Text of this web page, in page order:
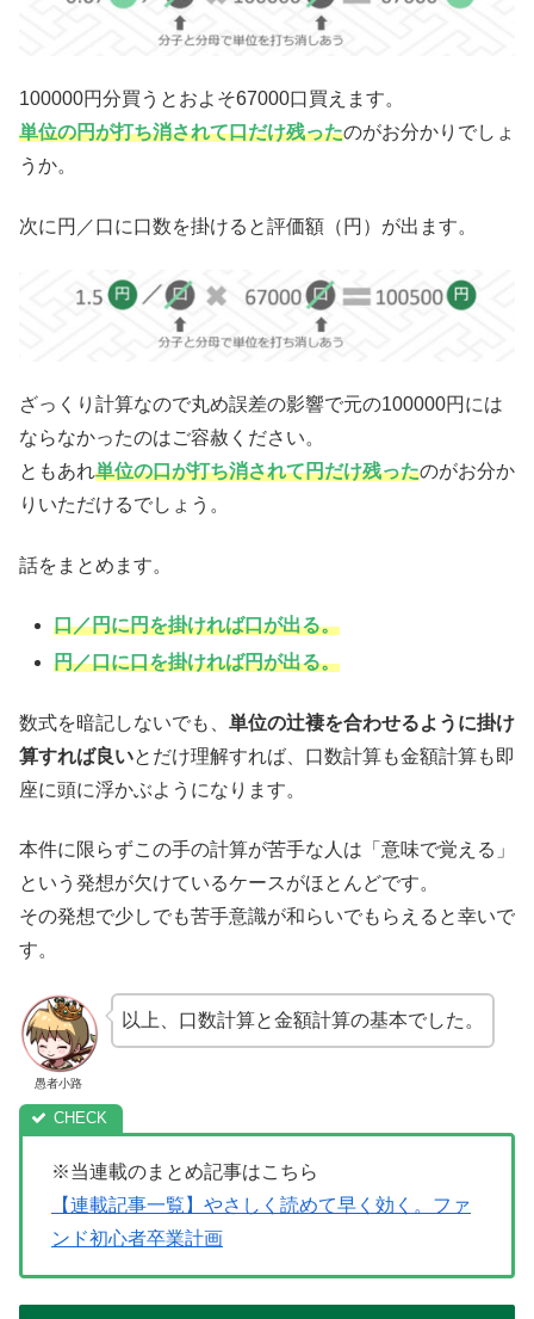
100000円分買うとおよそ67000口買えます。
単位の円が打ち消されて口だけ残ったのがお分かりでしょ
うか。
次に円／口に口数を掛けると評価額（円）が出ます。
ざっくり計算なので丸め誤差の影響で元の100000円には
ならなかったのはご容赦ください。
ともあれ単位の口が打ち消されて円だけ残ったのがお分か
りいただけるでしょう。
話をまとめます。
口／円に円を掛ければ口が出る。
円／口に口を掛ければ円が出る。
数式を暗記しないでも、 単位の辻褄を合わせるように掛け
算すれば良いとだけ理解すれば、口数計算も金額計算も即
座に頭に浮かぶようになります。
本件に限らずこの手の計算が苦手な人は「意味で覚える」
という発想が欠けているケースがほとんどです。
その発想で少しでも苦手意識が和らいでもらえると幸いで
す。
愚者小路
以上、口数計算と金額計算の基本でした。
※当連載のまとめ記事はこちら
【連載記事一覧】やさしく読めて早く効く。ファ
ンド初心者卒業計画